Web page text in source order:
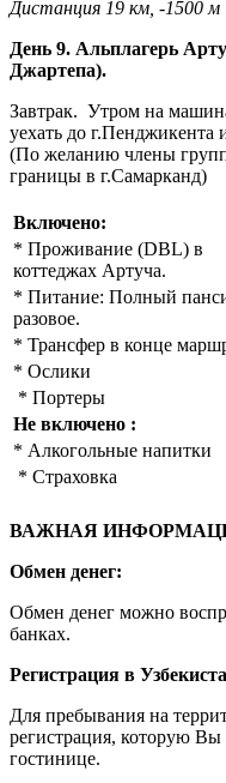
Дистанция 19 км, -1500 м
День 9. Альплагерь
Джартепа).
Завтрак. Утром на
уехать до
(По желанию члены
границы в г.Самарканд)
Включено:
* Проживание (DBL) в
коттеджах Артуча.
* Питание: Полный
разовое.
* Трансфер в конце
* Ослики
* Портеры
Не включено :
* Алкогольные напитки
* Страховка
ВАЖНАЯ
Обмен денег:
Обмен денег можно
банках.
Регистрация в
Для пребывания на
регистрация, которую Вы
гостинице.